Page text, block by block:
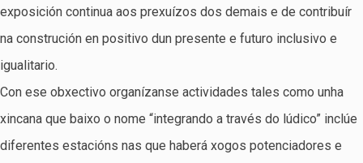
exposición continua aos prexuízos dos demais e de contribuír
na construción en positivo dun presente e futuro inclusivo e
igualitario.
Con ese obxectivo organízanse actividades tales como unha
xincana que baixo o nome “integrando a través do lúdico” inclúe
diferentes estacións nas que haberá xogos potenciadores e